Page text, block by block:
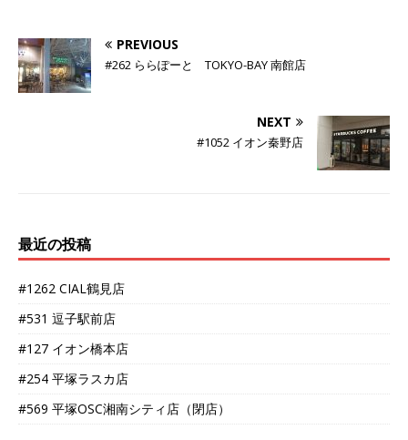
PREVIOUS
#262 ららぽーと TOKYO-BAY 南館店
NEXT
#1052 イオン秦野店
最近の投稿
#1262 CIAL鶴見店
#531 逗子駅前店
#127 イオン橋本店
#254 平塚ラスカ店
#569 平塚OSC湘南シティ店（閉店）